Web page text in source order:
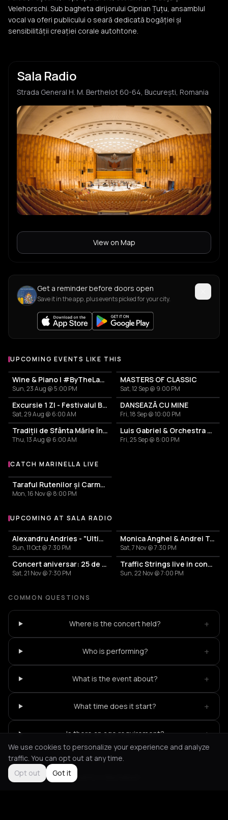
Velehorschi. Sub bagheta dirijorului Ciprian Țuțu, ansamblul
vocal va oferi publicului o seară dedicată bogăției și
sensibilității creației corale autohtone.
Sala Radio
Strada General H. M. Berthelot 60-64, București, Romania
View on Map
Get a reminder before doors open
Save it in the app, plus events picked for your city.
UPCOMING EVENTS LIKE THIS
Wine & Piano | #ByTheLake with Puiu Pascu
Sun, 23 Aug @ 5:00 PM
MASTERS OF CLASSIC
Sat, 12 Sep @ 9:00 PM
Excursie 1 ZI - Festivalul Branzei si al Tuicii Rasinari 2026
Sat, 29 Aug @ 6:00 AM
DANSEAZĂ CU MINE
Fri, 18 Sep @ 10:00 PM
Tradiții de Sfânta Mărie în Maramureș – Sejur 4 zile cu demipensiune și Petrecere cu ceterăși
Thu, 13 Aug @ 6:00 AM
Luis Gabriel & Orchestra Diamantelor
Fri, 25 Sep @ 8:00 PM
More events with Marinella
CATCH MARINELLA LIVE
Taraful Rutenilor și Carmen Chindriș - Aniversare 10 ani
Mon, 16 Nov @ 8:00 PM
More events at Sala Radio
UPCOMING AT SALA RADIO
Alexandru Andries - "Ultimul dans"
Sun, 11 Oct @ 7:30 PM
Monica Anghel & Andrei Tudor - Confesiuni Muzicale
Sat, 7 Nov @ 7:30 PM
Concert aniversar: 25 de ani de Amadeus
Sat, 21 Nov @ 7:30 PM
Traffic Strings live in concert
Sun, 22 Nov @ 7:00 PM
COMMON QUESTIONS
Where is the concert held? +
Who is performing? +
What is the event about? +
What time does it start? +
Is there an age requirement? +
Not feeling it? All events in Bucharest
We use cookies to personalize your experience and analyze
traffic. You can opt out at any time.
Opt out
Got it